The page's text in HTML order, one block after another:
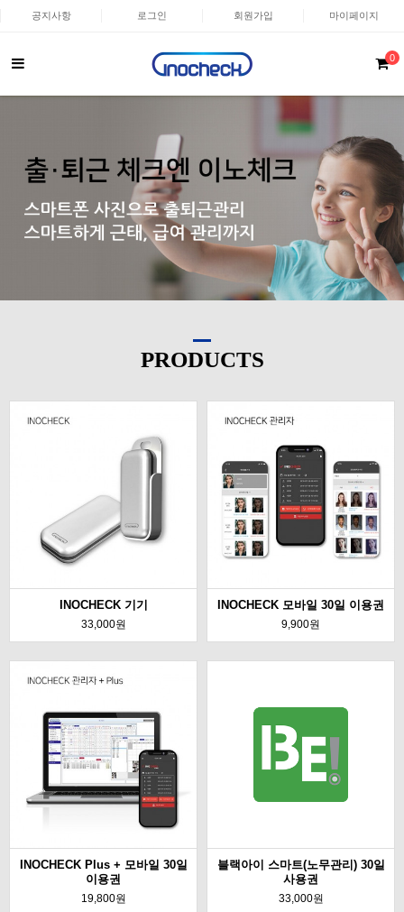
공지사항 로그인 회원가입 마이페이지
0
PRODUCTS
INOCHECK 기기
33,000원
INOCHECK 모바일 30일 이용권
9,900원
INOCHECK Plus + 모바일 30일
이용권
19,800원
블랙아이 스마트(노무관리) 30일
사용권
33,000원